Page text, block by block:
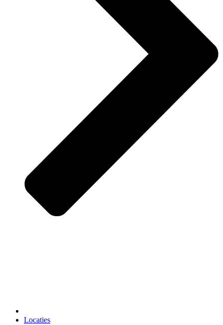
Locaties